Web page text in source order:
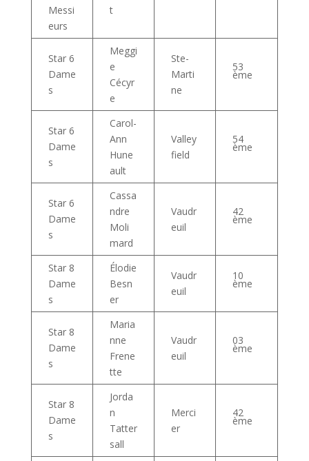
Messi
eurs
t
Star 6
Dame
s
Meggi
e
Cécyr
e
Ste-
Marti
ne
53
ème
Star 6
Dame
s
Carol-
Ann
Hune
ault
Valley
field
54
ème
Star 6
Dame
s
Cassa
ndre
Moli
mard
Vaudr
euil
42
ème
Star 8
Dame
s
Élodie
Besn
er
Vaudr
euil
10
ème
Star 8
Dame
s
Maria
nne
Frene
tte
Vaudr
euil
03
ème
Star 8
Dame
s
Jorda
n
Tatter
sall
Merci
er
42
ème